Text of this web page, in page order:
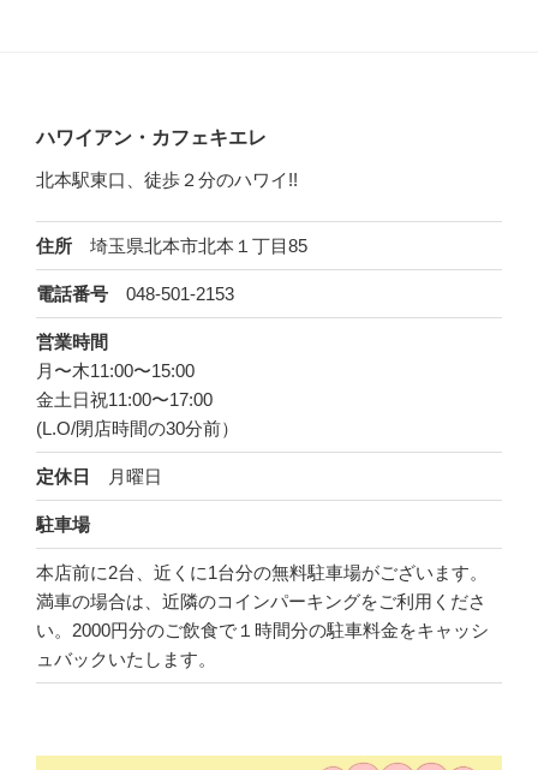
ハワイアン・カフェキエレ
北本駅東口、徒歩２分のハワイ!!
住所 埼玉県北本市北本１丁目85
電話番号 048-501-2153
営業時間
月〜木11:00〜15:00
金土日祝11:00〜17:00
(L.O/閉店時間の30分前）
定休日 月曜日
駐車場
本店前に2台、近くに1台分の無料駐車場がございます。
満車の場合は、近隣のコインパーキングをご利用くださ
い。2000円分のご飲食で１時間分の駐車料金をキャッシ
ュバックいたします。